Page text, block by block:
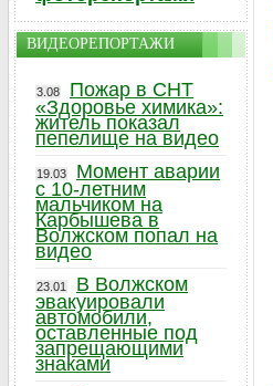
ВИДЕОРЕПОРТАЖИ
3.08
Пожар в СНТ
«Здоровье химика»:
житель показал
пепелище на видео
19.03
Момент аварии
с 10-летним
мальчиком на
Карбышева в
Волжском попал на
видео
23.01
В Волжском
эвакуировали
автомобили,
оставленные под
запрещающими
знаками